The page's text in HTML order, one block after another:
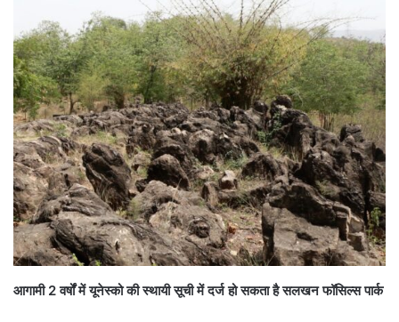
आगामी 2 वर्षों में यूनेस्को की स्थायी सूची में दर्ज हो सकता है सलखन फॉसिल्स पार्क